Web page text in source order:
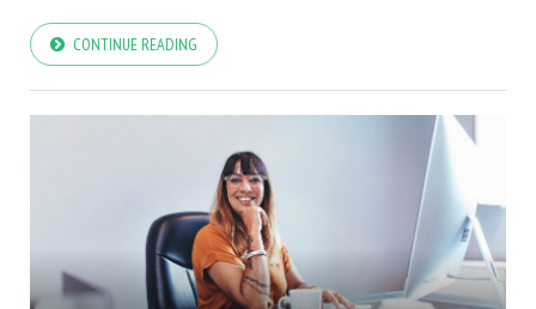
CONTINUE READING